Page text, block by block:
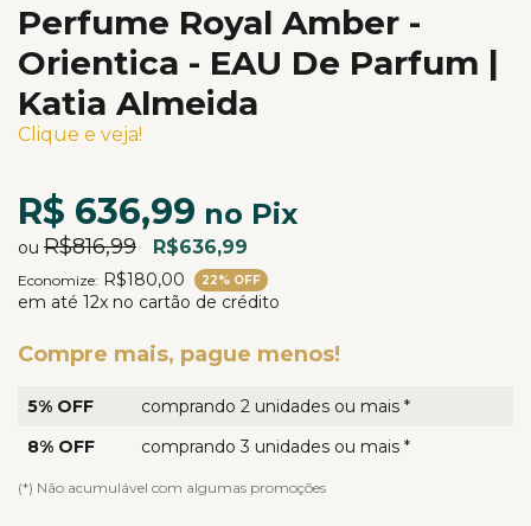
Perfume Royal Amber -
Orientica - EAU De Parfum |
Katia Almeida
Clique e veja!
R$ 636,99 no Pix
ou R$816,99 R$636,99
Economize: R$180,00 22% OFF
em até 12x no cartão de crédito
Compre mais, pague menos!
5% OFF
comprando 2 unidades ou mais *
8% OFF
comprando 3 unidades ou mais *
(*) Não acumulável com algumas promoções